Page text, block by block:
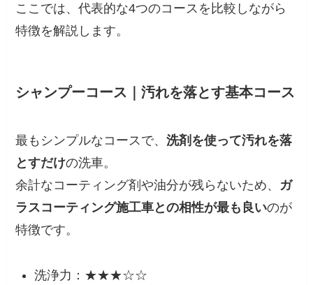
ここでは、代表的な4つのコースを比較しながら
特徴を解説します。
シャンプーコース｜汚れを落とす基本コース
最もシンプルなコースで、洗剤を使って汚れを落
とすだけの洗車。
余計なコーティング剤や油分が残らないため、 ガ
ラスコーティング施工車との相性が最も良いのが
特徴です。
洗浄力：★★★☆☆